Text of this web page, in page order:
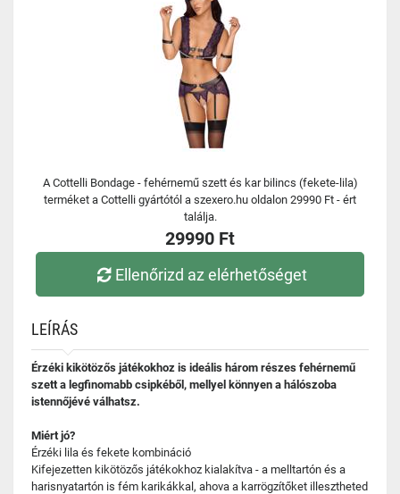
A Cottelli Bondage - fehérnemű szett és kar bilincs (fekete-lila)
terméket a Cottelli gyártótól a szexero.hu oldalon 29990 Ft - ért
találja.
29990 Ft
Ellenőrizd az elérhetőséget
LEÍRÁS
Érzéki kikötözős játékokhoz is ideális három részes fehérnemű
szett a legfinomabb csipkéből, mellyel könnyen a hálószoba
istennőjévé válhatsz.
Miért jó?
Érzéki lila és fekete kombináció
Kifejezetten kikötözős játékokhoz kialakítva - a melltartón és a
harisnyatartón is fém karikákkal, ahova a karrögzítőket illesztheted